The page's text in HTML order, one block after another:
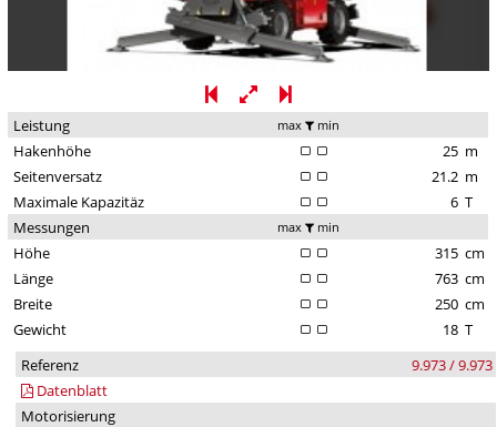
Leistung max min
Hakenhöhe 25 m
Seitenversatz
21.2 m
Maximale Kapazitäz
6 T
Messungen
max min
Höhe 315 cm
Länge
763 cm
Breite
250 cm
Gewicht
18 T
Referenz
9.973 / 9.973
Datenblatt
Motorisierung